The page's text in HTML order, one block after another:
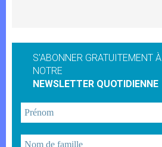
S'ABONNER GRATUITEMENT À
NOTRE
NEWSLETTER QUOTIDIENNE